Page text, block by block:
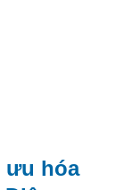
ưu hóa